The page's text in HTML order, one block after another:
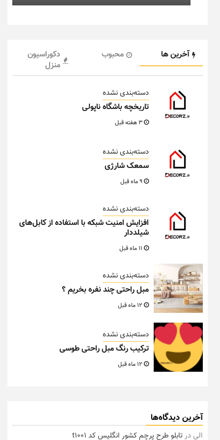
آخرین ها محبوب
دکوراسیون
منزل
دسته‌بندی نشده
تاریخچه باشگاه ناپولی
دسته‌بندی نشده
سمعک شارژی
دسته‌بندی نشده
افزایش امنیت شبکه با استفاده از کابل‌های
شیلددار
دسته‌بندی نشده
مبل راحتی چند نفره بخریم ؟
دسته‌بندی نشده
ترکیب رنگ مبل راحتی طوسی
آخرین دیدگاه‌ها
الیدرتابلو طرح پرچم کشور انگلیس کد t1001